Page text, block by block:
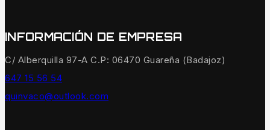
INFORMACIÓN DE EMPRESA
C/ Alberquilla 97-A C.P: 06470 Guareña (Badajoz)
647 15 56 54
quinvaco@outlook.com